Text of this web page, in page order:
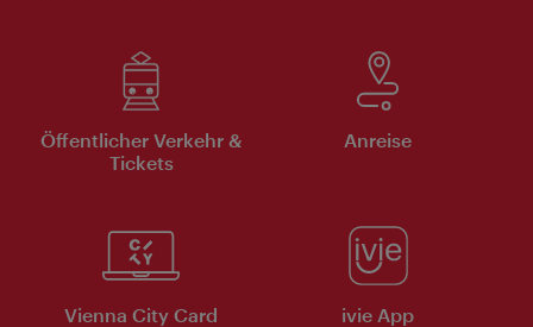
Öffentlicher Verkehr &
Tickets
Anreise
Vienna City Card ivie App